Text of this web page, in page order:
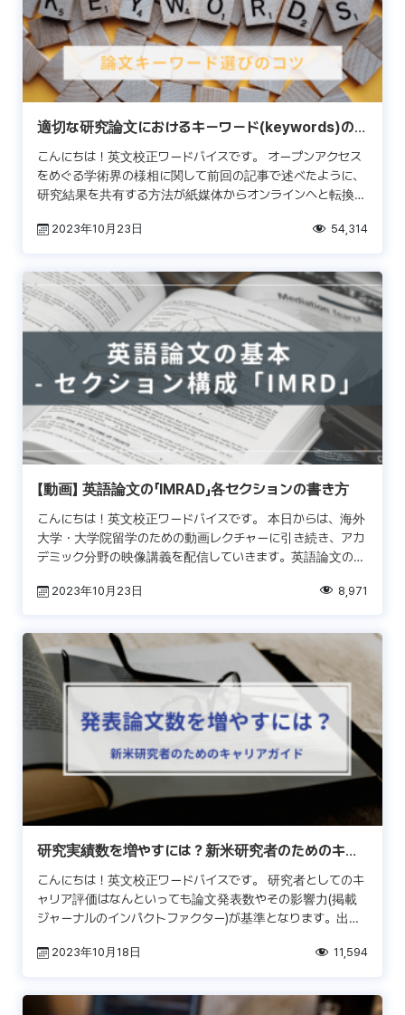
適切な研究論文におけるキーワード(keywords)の
選び方
こんにちは！英文校正ワードバイスです。 オープンアクセス
をめぐる学術界の様相に関して前回の記事で述べたように、
研究結果を共有する方法が紙媒体からオンラインへと転換し
見 […]
2023年10月23日 54,314
【動画】 英語論文の「IMRAD」各セクションの書き方
こんにちは！英文校正ワードバイスです。 本日からは、海外
大学・大学院留学のための動画レクチャーに引き続き、アカ
デミック分野の映像講義を配信していきます。英語論文の書
文 […]
2023年10月23日 8,971
研究実績数を増やすには？新米研究者のためのキャ
リアガイド
こんにちは！英文校正ワードバイスです。 研究者としてのキ
ャリア評価はなんといっても論文発表数やその影響力(掲載
ジャーナルのインパクトファクター)が基準となります。出版
2023年10月18日 11,594